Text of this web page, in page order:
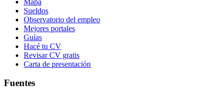
Sueldos
Observatorio del empleo
Mejores portales
Guías
Hacé tu CV
Revisar CV gratis
Carta de presentación
Fuentes